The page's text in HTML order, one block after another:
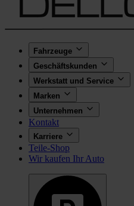
Fahrzeuge
Geschäftskunden
Werkstatt und Service
Marken
Unternehmen
Kontakt
Karriere
Teile-Shop
Wir kaufen Ihr Auto